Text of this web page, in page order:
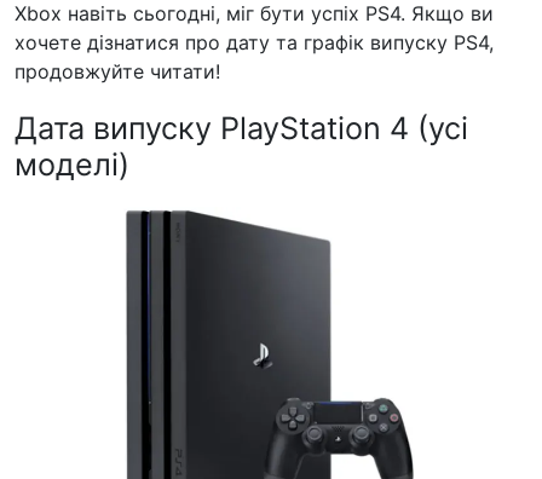
Xbox навіть сьогодні, міг бути успіх PS4. Якщо ви
хочете дізнатися про дату та графік випуску PS4,
продовжуйте читати!
Дата випуску PlayStation 4 (усі
моделі)